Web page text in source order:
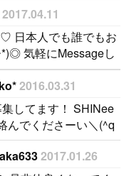
2017.04.11
日本人でも誰でもお
気軽にMessageし
2016.03.31
してます！ SHINee
んでくださーい＼(^q
2017.01.26